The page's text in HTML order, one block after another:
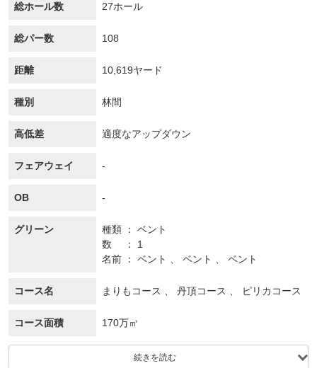
総ホール数 27ホール
総パー数 108
距離 10,619ヤード
種別 林間
高低差 適度なアップダウン
フェアウェイ -
OB -
グリーン 種類
ベント
数
1
名前
ベント 、 ベント 、 ベント
コース名 まりもコース 、 丹頂コース 、 ピリカコース
コース面積 170万㎡
続きを読む